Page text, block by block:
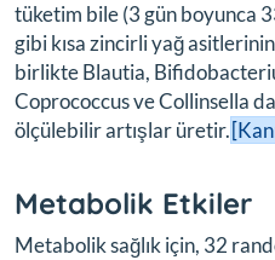
tüketim bile (3 gün boyunca
gibi kısa zincirli yağ
birlikte Blautia,
Coprococcus ve Collinsella
ölçülebilir artışlar üretir.
Metabolik Etkiler
Metabolik sağlık için, 32